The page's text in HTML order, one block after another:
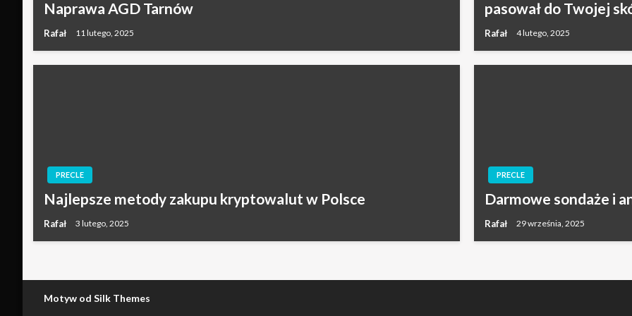
Naprawa AGD Tarnów
Rafał 11 lutego, 2025
pasował do Twojej
Rafał 4 lutego, 2025
PRECLE
Najlepsze metody zakupu kryptowalut w Polsce
Rafał 3 lutego, 2025
PRECLE
Darmowe sondaże i
Rafał 29 września, 2025
Motyw od Silk Themes